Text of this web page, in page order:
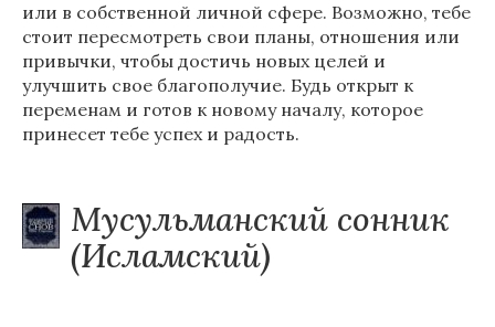
или в собственной личной сфере. Возможно, тебе
стоит пересмотреть свои планы, отношения или
привычки, чтобы достичь новых целей и
улучшить свое благополучие. Будь открыт к
переменам и готов к новому началу, которое
принесет тебе успех и радость.
Мусульманский сонник
(Исламский)